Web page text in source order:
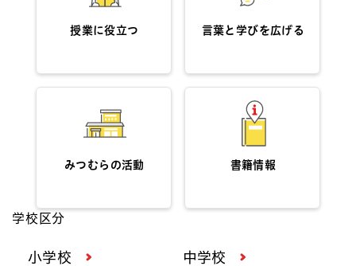
授業に役立つ 言葉と学びを広げる
みつむらの活動 書籍情報
学校区分
小学校 中学校